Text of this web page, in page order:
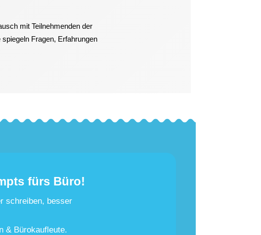
mit Teilnehmenden der
spiegeln Fragen, Erfahrungen
fürs Büro!
schreiben, besser
& Bürokaufleute.